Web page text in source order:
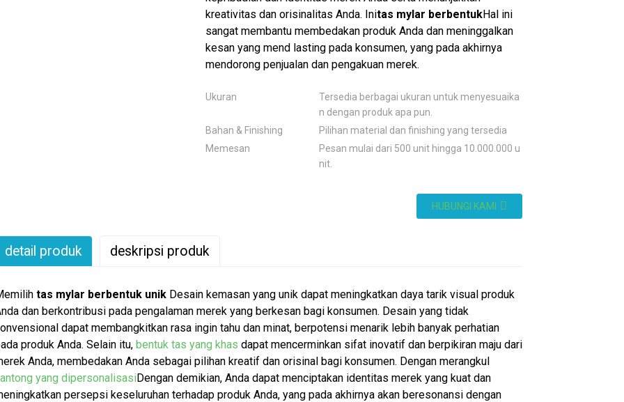
kreativitas dan orisinalitas Anda. Initas mylar berbentukHal ini
sangat membantu membedakan produk Anda dan meninggalkan
kesan yang mend lasting pada konsumen, yang pada akhirnya
mendorong penjualan dan pengakuan merek.
Ukuran
Tersedia berbagai ukuran untuk menyesuaika
n dengan produk apa pun.
Bahan & Finishing
Pilihan material dan finishing yang tersedia
Memesan
Pesan mulai dari 500 unit hingga 10.000.000 u
nit.
HUBUNGI KAMI
detail produk deskripsi produk
tas mylar berbentuk unik Desain kemasan yang unik dapat meningkatkan daya tarik visual produk
dan berkontribusi pada pengalaman merek yang berkesan bagi konsumen. Desain yang tidak
dapat membangkitkan rasa ingin tahu dan minat, berpotensi menarik lebih banyak perhatian
produk Anda. Selain itu, bentuk tas yang khas dapat mencerminkan sifat inovatif dan berpikiran maju dari
Anda, membedakan Anda sebagai pilihan kreatif dan orisinal bagi konsumen. Dengan merangkul
yang dipersonalisasiDengan demikian, Anda dapat menciptakan identitas merek yang kuat dan
persepsi keseluruhan terhadap produk Anda, yang pada akhirnya akan beresonansi dengan